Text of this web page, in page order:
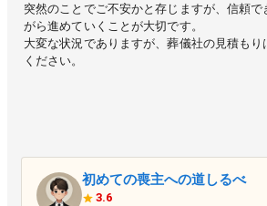
突然のことでご不安かと存じますが、信頼
がら進めていくことが大切です。
大変な状況でありますが、葬儀社の見積も
ください。
初めての喪主への道しるべ
3.6